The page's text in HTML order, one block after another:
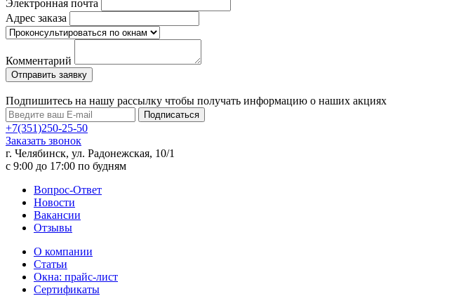
Электронная почта
Адрес заказа
Комментарий
Подпишитесь на нашу рассылку чтобы получать информацию о наших акциях
Подписаться
+7(351)250-25-50
Заказать звонок
г. Челябинск, ул. Радонежская, 10/1
c 9:00 до 17:00 по будням
Вопрос-Ответ
Новости
Вакансии
Отзывы
О компании
Статьи
Окна: прайс-лист
Сертификаты